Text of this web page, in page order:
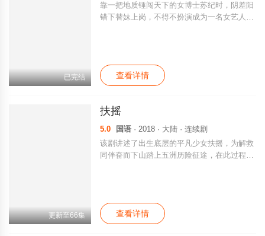
已完结
靠一把地质锤闯天下的女博士苏纪时，阴差阳
错下替妹上岗，不得不扮演成为一名女艺人。
的穆休伦，竟开始对这个独立飒爽的女生产生
了好感，但此时穆休伦发现了苏纪时身份的秘
密，这场势均力敌却由一个谎言开启的爱情故
查看详情
更新至66集
扶摇
5.0 国语 · 2018 · 大陆 · 连续剧
该剧讲述了出生底层的平凡少女扶摇，为解救
同伴奋而下山踏上五洲历险征途，在此过程中
查看详情